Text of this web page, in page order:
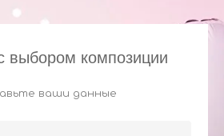
выбором композиции
ваши данные